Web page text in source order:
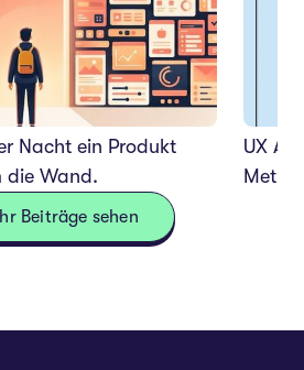
Nacht ein Produkt
die Wand.
UX
Beiträge sehen